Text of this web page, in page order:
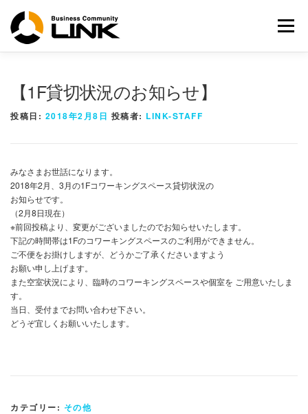
メニュー
【1F貸切状況のお知らせ】
投稿日: 2018年2月8日 投稿者: LINK-STAFF
みなさまお世話になります。
2018年2月、3月の1Fコワーキングスペース貸切状況の
お知らせです。
（2月8日現在）
※前回投稿より、変更がございましたのでお知らせいたします。
下記の時間帯は1Fのコワーキングスペースのご利用ができません。
ご不便をお掛けしますが、どうかご了承くださいますよう
お願い申し上げます。
また空室状況により、臨時のコワーキングスペースや個室を ご用意いたしま
す。
当日、受付までお問い合わせ下さい。
どうぞ宜しくお願いいたします。
カテゴリー: その他